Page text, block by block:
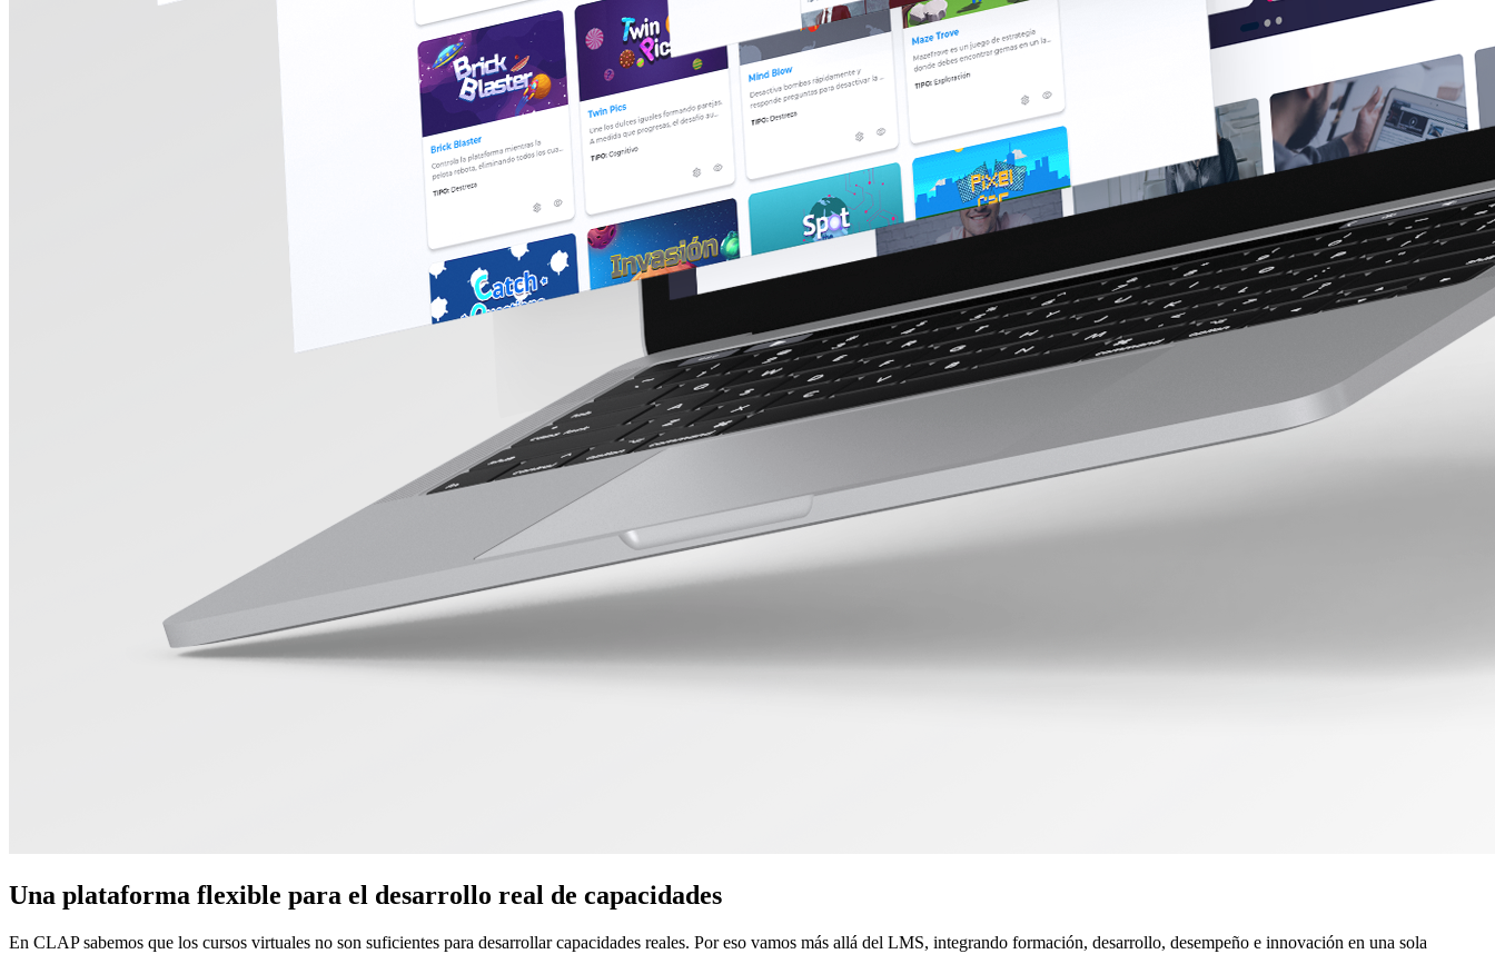
Una plataforma flexible para el desarrollo real de capacidades
En CLAP sabemos que los cursos virtuales no son suficientes para desarrollar capacidades reales. Por eso vamos más allá del LMS, integrando formación, desarrollo, desempeño e innovación en una sola